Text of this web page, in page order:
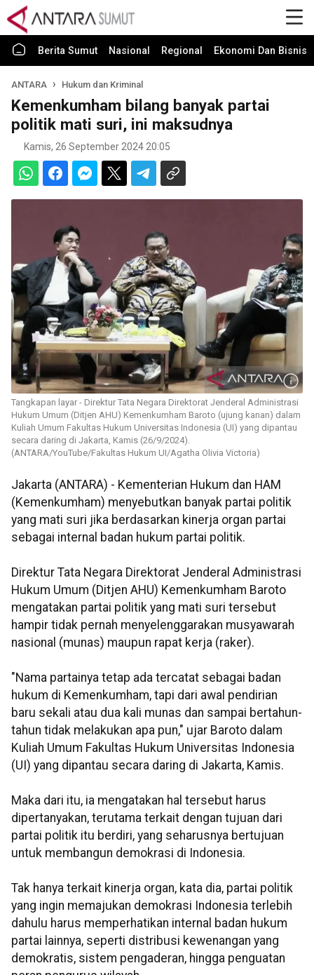
Berita Sumut Nasional Regional Ekonomi Dan Bisnis
ANTARA Hukum dan Kriminal
Kemenkumham bilang banyak partai
politik mati suri, ini maksudnya
Kamis, 26 September 2024 20:05
Tangkapan layar - Direktur Tata Negara Direktorat Jenderal Administrasi
Hukum Umum (Ditjen AHU) Kemenkumham Baroto (ujung kanan) dalam
Kuliah Umum Fakultas Hukum Universitas Indonesia (UI) yang dipantau
secara daring di Jakarta, Kamis (26/9/2024).
(ANTARA/YouTube/Fakultas Hukum UI/Agatha Olivia Victoria)
Jakarta (ANTARA) - Kementerian Hukum dan HAM
(Kemenkumham) menyebutkan banyak partai politik
yang mati suri jika berdasarkan kinerja organ partai
sebagai internal badan hukum partai politik.
Direktur Tata Negara Direktorat Jenderal Administrasi
Hukum Umum (Ditjen AHU) Kemenkumham Baroto
mengatakan partai politik yang mati suri tersebut
hampir tidak pernah menyelenggarakan musyawarah
nasional (munas) maupun rapat kerja (raker).
"Nama partainya tetap ada tercatat sebagai badan
hukum di Kemenkumham, tapi dari awal pendirian
baru sekali atau dua kali munas dan sampai bertahun-
tahun tidak melakukan apa pun," ujar Baroto dalam
Kuliah Umum Fakultas Hukum Universitas Indonesia
(UI) yang dipantau secara daring di Jakarta, Kamis.
Maka dari itu, ia mengatakan hal tersebut harus
dipertanyakan, terutama terkait dengan tujuan dari
partai politik itu berdiri, yang seharusnya bertujuan
untuk membangun demokrasi di Indonesia.
Tak hanya terkait kinerja organ, kata dia, partai politik
yang ingin memajukan demokrasi Indonesia terlebih
dahulu harus memperhatikan internal badan hukum
partai lainnya, seperti distribusi kewenangan yang
demokratis, sistem pengaderan, hingga penguatan